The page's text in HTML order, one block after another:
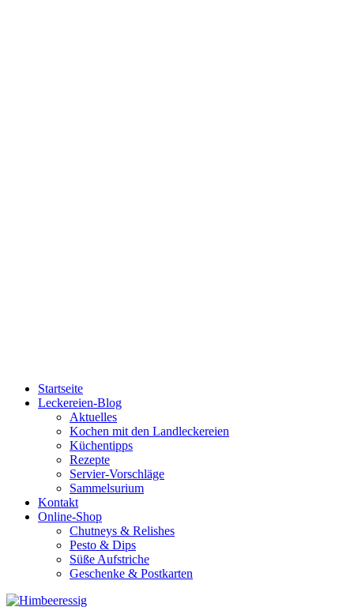
Startseite
Leckereien-Blog
Aktuelles
Kochen mit den Landleckereien
Küchentipps
Rezepte
Servier-Vorschläge
Sammelsurium
Kontakt
Online-Shop
Chutneys & Relishes
Pesto & Dips
Süße Aufstriche
Geschenke & Postkarten